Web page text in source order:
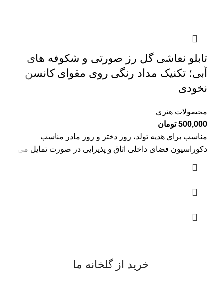
تابلو نقاشی گل رز صورتی و شکوفه های
آبی؛ تکنیک مداد رنگی روی مقوای کانسن
نخودی
محصولات هنری
500,000 تومان
مناسب برای هدیه تولد، روز دختر و روز مادر مناسب
دکوراسیون فضای داخلی اتاق و پذیرایی در صورت تمایل می
خرید از گلخانه ما